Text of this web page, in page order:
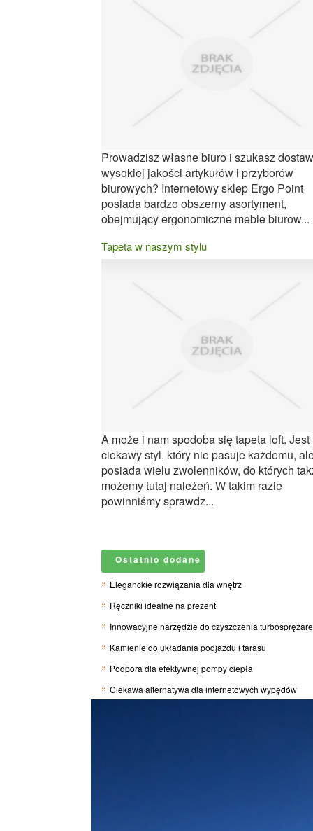
Prowadzisz własne biuro i szukasz
wysokiej jakości artykułów i przyborów
biurowych? Internetowy sklep Ergo Point
posiada bardzo obszerny asortyment,
obejmujący ergonomiczne meble biurow...
Tapeta w naszym stylu
A może i nam spodoba się tapeta loft. Jest
ciekawy styl, który nie pasuje każdemu,
posiada wielu zwolenników, do których
możemy tutaj należeń. W takim razie
powinniśmy sprawdz...
Ostatnio dodane
Eleganckie rozwiązania dla wnętrz
Ręczniki idealne na prezent
Innowacyjne narzędzie do czyszczenia
Kamienie do układania podjazdu i tarasu
Podpora dla efektywnej pompy ciepła
Ciekawa alternatywa dla internetowych wypędów